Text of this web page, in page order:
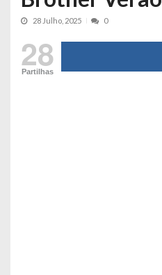
28 Julho, 2025 0
28
Partilhas